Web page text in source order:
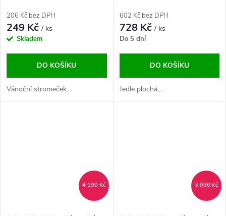
206 Kč bez DPH
249 Kč/ ks
Skladem
DO KOŠÍKU
Vánoční stromeček...
602 Kč bez DPH
728 Kč/ ks
Do 5 dní
DO KOŠÍKU
Jedle plochá,...
4 190 Kč 3 090 Kč